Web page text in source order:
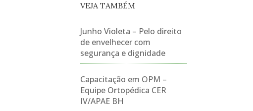
VEJA TAMBÉM
Junho Violeta – Pelo direito
de envelhecer com
segurança e dignidade
Capacitação em OPM –
Equipe Ortopédica CER
IV/APAE BH